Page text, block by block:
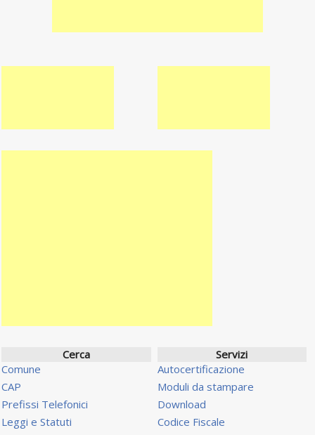
Cerca
Comune
CAP
Prefissi Telefonici
Leggi e Statuti
Servizi
Autocertificazione
Moduli da stampare
Download
Codice Fiscale